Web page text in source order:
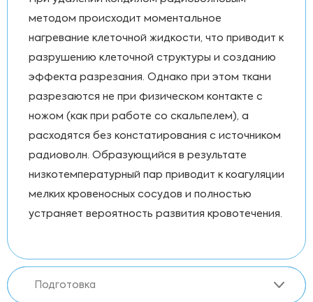
методом происходит моментальное
нагревание клеточной жидкости, что приводит к
разрушению клеточной структуры и созданию
эффекта разрезания. Однако при этом ткани
разрезаются не при физическом контакте с
ножом (как при работе со скальпелем), а
расходятся без констатирования с источником
радиоволн. Образующийся в результате
низкотемпературный пар приводит к коагуляции
мелких кровеносных сосудов и полностью
устраняет вероятность развития кровотечения.
Подготовка